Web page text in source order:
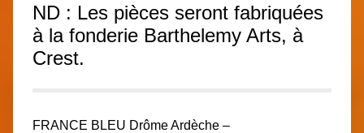
ND : Les pièces seront fabriquées
à la fonderie Barthelemy Arts, à
Crest.
FRANCE BLEU Drôme Ardèche –